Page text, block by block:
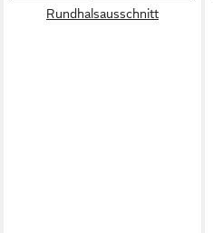
Rundhalsausschnitt